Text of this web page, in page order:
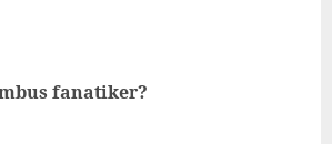
fanatiker?